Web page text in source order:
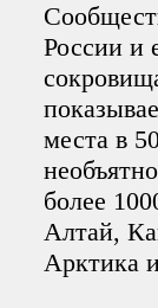
России и
места в
более
Алтай,
Арктика